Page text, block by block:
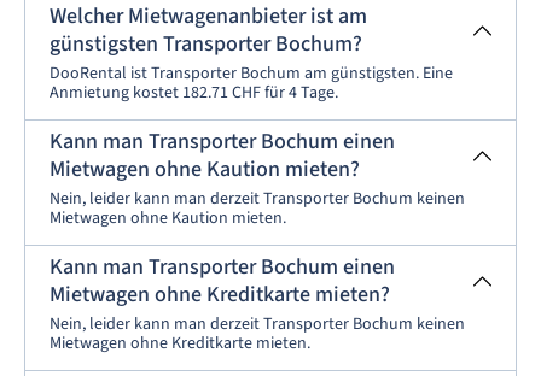
Welcher Mietwagenanbieter ist am
günstigsten Transporter Bochum?
DooRental ist Transporter Bochum am günstigsten. Eine
Anmietung kostet 182.71 CHF für 4 Tage.
Kann man Transporter Bochum einen
Mietwagen ohne Kaution mieten?
Nein, leider kann man derzeit Transporter Bochum keinen
Mietwagen ohne Kaution mieten.
Kann man Transporter Bochum einen
Mietwagen ohne Kreditkarte mieten?
Nein, leider kann man derzeit Transporter Bochum keinen
Mietwagen ohne Kreditkarte mieten.